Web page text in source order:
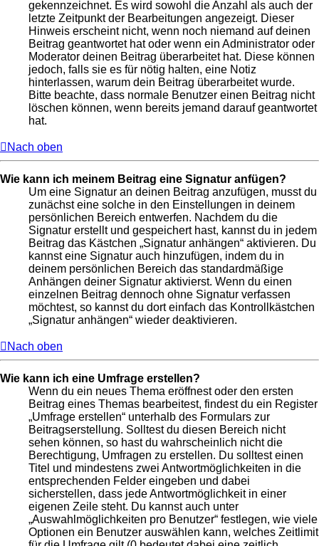
gekennzeichnet. Es wird sowohl die Anzahl als auch der
letzte Zeitpunkt der Bearbeitungen angezeigt. Dieser
Hinweis erscheint nicht, wenn noch niemand auf deinen
Beitrag geantwortet hat oder wenn ein Administrator oder
Moderator deinen Beitrag überarbeitet hat. Diese können
jedoch, falls sie es für nötig halten, eine Notiz
hinterlassen, warum dein Beitrag überarbeitet wurde.
Bitte beachte, dass normale Benutzer einen Beitrag nicht
löschen können, wenn bereits jemand darauf geantwortet
hat.
Nach oben
Wie kann ich meinem Beitrag eine Signatur anfügen?
Um eine Signatur an deinen Beitrag anzufügen, musst du
zunächst eine solche in den Einstellungen in deinem
persönlichen Bereich entwerfen. Nachdem du die
Signatur erstellt und gespeichert hast, kannst du in jedem
Beitrag das Kästchen „Signatur anhängen“ aktivieren. Du
kannst eine Signatur auch hinzufügen, indem du in
deinem persönlichen Bereich das standardmäßige
Anhängen deiner Signatur aktivierst. Wenn du einen
einzelnen Beitrag dennoch ohne Signatur verfassen
möchtest, so kannst du dort einfach das Kontrollkästchen
„Signatur anhängen“ wieder deaktivieren.
Nach oben
Wie kann ich eine Umfrage erstellen?
Wenn du ein neues Thema eröffnest oder den ersten
Beitrag eines Themas bearbeitest, findest du ein Register
„Umfrage erstellen“ unterhalb des Formulars zur
Beitragserstellung. Solltest du diesen Bereich nicht
sehen können, so hast du wahrscheinlich nicht die
Berechtigung, Umfragen zu erstellen. Du solltest einen
Titel und mindestens zwei Antwortmöglichkeiten in die
entsprechenden Felder eingeben und dabei
sicherstellen, dass jede Antwortmöglichkeit in einer
eigenen Zeile steht. Du kannst auch unter
„Auswahlmöglichkeiten pro Benutzer“ festlegen, wie viele
Optionen ein Benutzer auswählen kann, welches Zeitlimit